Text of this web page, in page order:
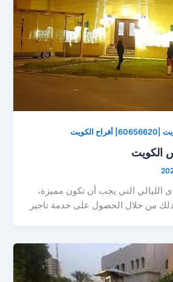
الكويت
الليالي التي يجب أن تكون مميزة،
من خلال الحصول على خدمة تاجير